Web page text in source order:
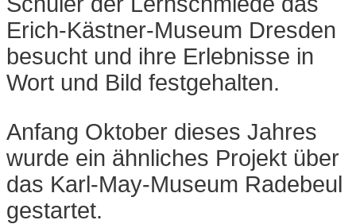
Erich-Kästner-Museum Dresden
besucht und ihre Erlebnisse in
Wort und Bild festgehalten.
Anfang Oktober dieses Jahres
wurde ein ähnliches Projekt über
das Karl-May-Museum Radebeul
gestartet.